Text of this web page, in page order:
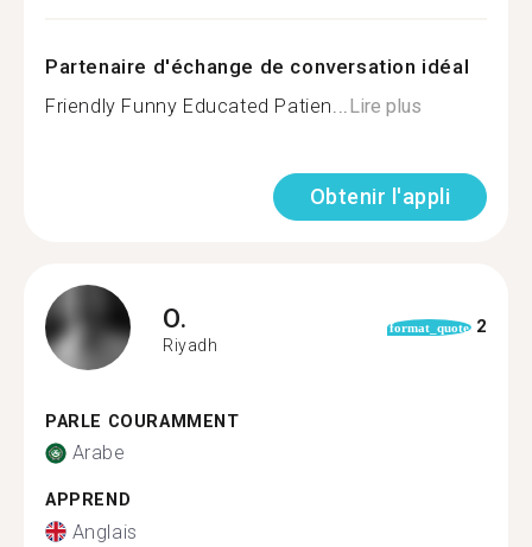
Partenaire d'échange de conversation idéal
Friendly Funny Educated Patien... Lire plus
Obtenir l'appli
O.
Riyadh
format_quote 2
PARLE COURAMMENT
Arabe
APPREND
Anglais